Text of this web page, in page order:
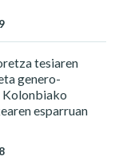
tesiaren
genero-
esparruan